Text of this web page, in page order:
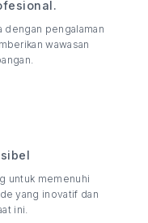
dengan pengalaman
wawasan
untuk memenuhi
yang inovatif dan
ini.